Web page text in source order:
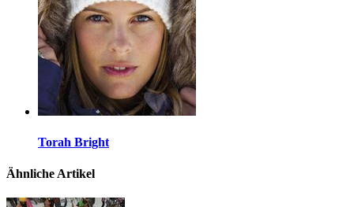
Torah Bright
Ähnliche Artikel